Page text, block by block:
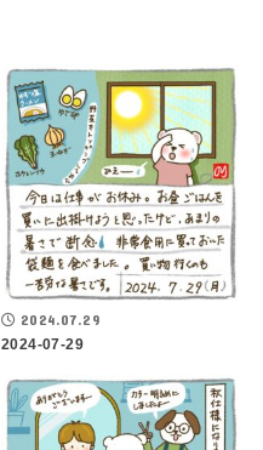
2024.07.29
2024-07-29